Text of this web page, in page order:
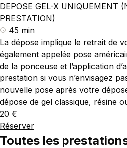
DEPOSE GEL-X UNIQUEMENT
PRESTATION)
45 min
La dépose implique le retrait de
également appelée pose
de la ponceuse et l’application
prestation si vous n’envisagez
nouvelle pose après votre
dépose de gel classique, résine
20 €
Réserver
Toutes les